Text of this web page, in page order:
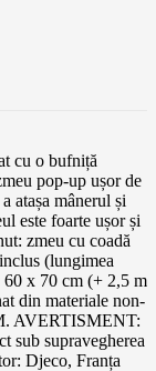
cu o bufniță
pop-up ușor de
atașa mânerul și
este foarte ușor și
zmeu cu coadă
(lungimea
x 70 cm (+ 2,5 m
din materiale non-
AVERTISMENT:
sub supravegherea
Djeco, Franța